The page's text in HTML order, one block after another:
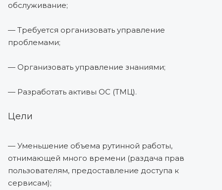
обслуживание;
— Требуется организовать управление
проблемами;
— Организовать управление знаниями;
— Разработать активы ОС (ТМЦ).
Цели
— Уменьшение объема рутинной работы,
отнимающей много времени (раздача прав
пользователям, предоставление доступа к
сервисам);